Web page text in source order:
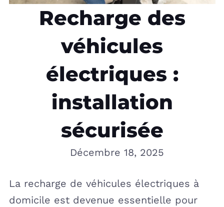
Recharge des
véhicules
électriques :
installation
sécurisée
Décembre 18, 2025
La recharge de véhicules électriques à
domicile est devenue essentielle pour